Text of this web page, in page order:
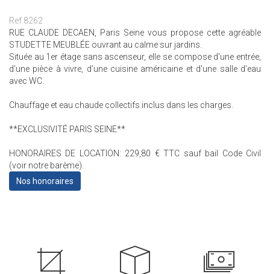
Ref 8262
RUE CLAUDE DECAEN, Paris Seine vous propose cette agréable
STUDETTE MEUBLÉE ouvrant au calme sur jardins.
Située au 1er étage sans ascenseur, elle se compose d'une entrée,
d'une pièce à vivre, d'une cuisine américaine et d'une salle d'eau
avec WC.
Chauffage et eau chaude collectifs inclus dans les charges.
**EXCLUSIVITÉ PARIS SEINE**
HONORAIRES DE LOCATION: 229,80 € TTC sauf bail Code Civil
(voir notre barème).
Nos honoraires